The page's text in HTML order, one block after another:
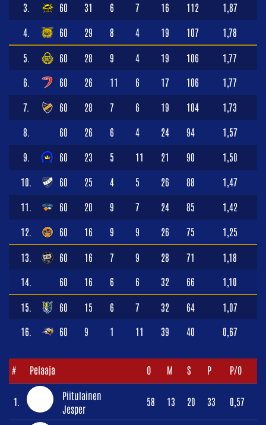
3. 60 31 6 7 16 112 1,87
4. 60 29 8 4 19 107 1,78
5. 60 28 9 4 19 106 1,77
6. 60 26 11 6 17 106 1,77
7. 60 28 7 6 19 104 1,73
8. 60 26 6 4 24 94 1,57
9. 60 23 5 11 21 90 1,50
10. 60 25 4 5 26 88 1,47
11. 60 20 9 7 24 85 1,42
12. 60 16 9 9 26 75 1,25
13. 60 16 7 9 28 71 1,18
14. 60 16 6 6 32 66 1,10
15. 60 15 6 7 32 64 1,07
16. 60 9 1 11 39 40 0,67
# Pelaaja O M S P P/O
1.
Piitulainen
Jesper
58 13 20 33 0,57